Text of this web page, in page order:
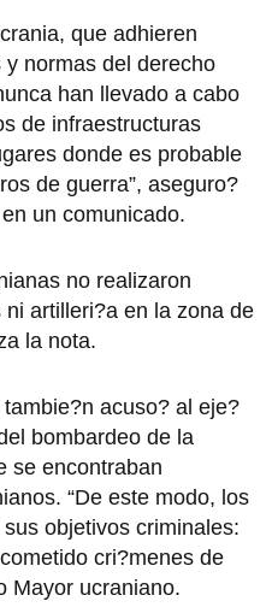
que adhieren
normas del derecho
han llevado a cabo
de infraestructuras
donde es probable
de guerra”, aseguro?
un comunicado.
no realizaron
artilleri?a en la zona de
la nota.
acuso? al eje?
bombardeo de la
se encontraban
“De este modo, los
objetivos criminales:
cri?menes de
Mayor ucraniano.